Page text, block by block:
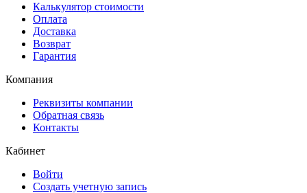
Калькулятор стоимости
Оплата
Доставка
Возврат
Гарантия
Компания
Реквизиты компании
Обратная связь
Контакты
Кабинет
Войти
Создать учетную запись